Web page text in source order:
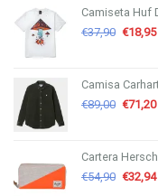
Camiseta Huf
€37,90 €18,95
Camisa
€89,00 €71,20
Cartera
€54,90 €32,94